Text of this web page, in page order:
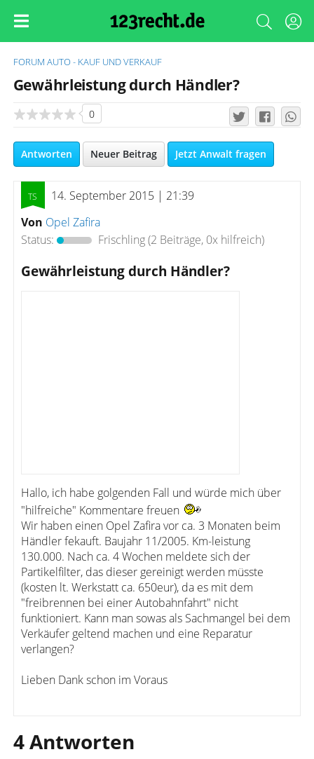
FORUM AUTO - KAUF UND VERKAUF
Gewährleistung durch Händler?
0
Antworten Neuer Beitrag Jetzt Anwalt fragen
14. September 2015 | 21:39
Von Opel Zafira
Status:
Frischling(2 Beiträge, 0x hilfreich)
Gewährleistung durch Händler?
Hallo, ich habe golgenden Fall und würde mich über
"hilfreiche" Kommentare freuen
Wir haben einen Opel Zafira vor ca. 3 Monaten beim
Händler fekauft. Baujahr 11/2005. Km-leistung
130.000. Nach ca. 4 Wochen meldete sich der
Partikelfilter, das dieser gereinigt werden müsste
(kosten lt. Werkstatt ca. 650eur), da es mit dem
"freibrennen bei einer Autobahnfahrt" nicht
funktioniert. Kann man sowas als Sachmangel bei dem
Verkäufer geltend machen und eine Reparatur
verlangen?
Lieben Dank schon im Voraus
4 Antworten